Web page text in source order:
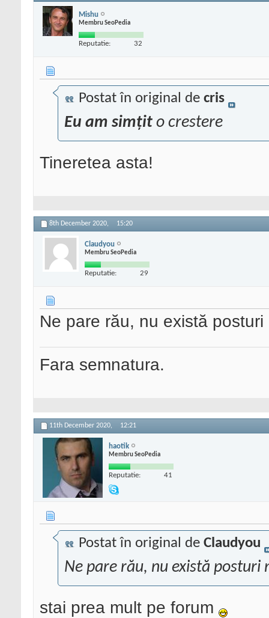
Mishu
Membru SeoPedia
Reputatie: 32
Postat în original de cris
Eu am simțit o crestere
Tineretea asta!
8th December 2020, 15:20
Claudyou
Membru SeoPedia
Reputatie: 29
Ne pare rău, nu există
Fara semnatura.
11th December 2020, 12:21
haotik
Membru SeoPedia
Reputatie: 41
Postat în original de Claudyou
Ne pare rău, nu există posturi
stai prea mult pe forum